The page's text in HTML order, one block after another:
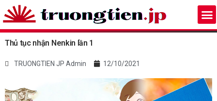
Thủ tục nhận Nenkin lần 1
TRUONGTIEN JP Admin 12/10/2021